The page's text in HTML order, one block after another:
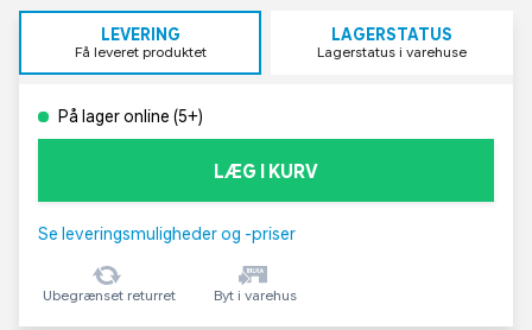
LEVERING
Få leveret produktet
LAGERSTATUS
Lagerstatus i varehuse
På lager online (5+)
LÆG I KURV
Se leveringsmuligheder og -priser
Ubegrænset returret Byt i varehus